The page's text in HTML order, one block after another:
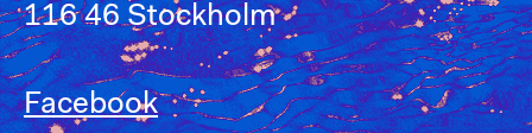
116 46 Stockholm
Facebook